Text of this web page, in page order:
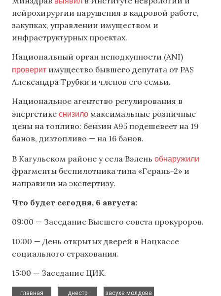
нейрохирургии нарушения в кадровой работе,
закупках, управлении имуществом и
инфраструктурных проектах.
Национальный орган неподкупности (ANI)
проверит имущество бывшего депутата от PAS
Александра Трубки и членов его семьи.
Национальное агентство регулирования в
энергетике снизило максимальные розничные
цены на топливо: бензин А95 подешевеет на 19
банов, дизтопливо — на 16 банов.
В Кагульском районе у села Вэлень обнаружили
фрагменты беспилотника типа «Герань-2» и
направили на экспертизу.
Что будет сегодня, 6 августа:
09:00 — Заседание Высшего совета прокуроров.
10:00 — День открытых дверей в Нацкассе
социального страхования.
15:00 — Заседание ЦИК.
главная
днестр
засуха молдова